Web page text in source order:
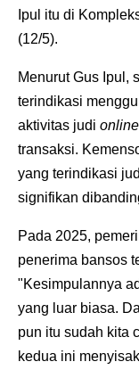
Ipul itu di
(12/5).
Menurut Gus Ipul,
terindikasi
aktivitas judi online
transaksi.
yang terindikasi
signifikan
Pada 2025,
penerima bansos
"Kesimpulannya
yang luar biasa.
pun itu sudah kita
kedua ini